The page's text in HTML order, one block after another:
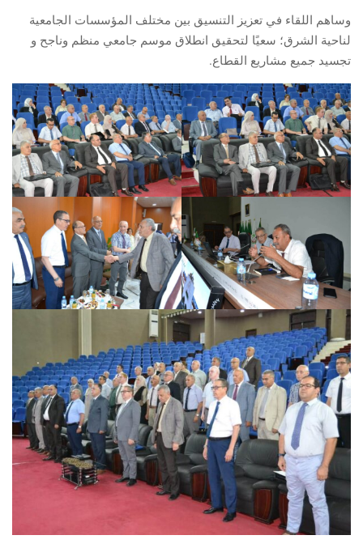
وساهم اللقاء في تعزيز التنسيق بين مختلف المؤسسات الجامعية
لناحية الشرق؛ سعيًا لتحقيق انطلاق موسم جامعي منظم وناجح و
تجسيد جميع مشاريع القطاع.